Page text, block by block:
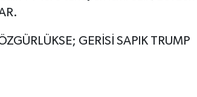
GERİSİ SAPIK TRUMP